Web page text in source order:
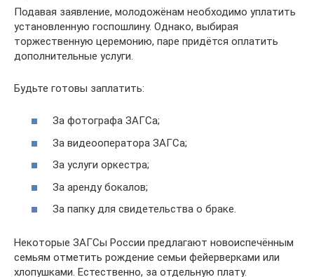
Подавая заявление, молодожёнам необходимо уплатить
установленную госпошлину. Однако, выбирая
торжественную церемонию, паре придётся оплатить
дополнительные услуги.
Будьте готовы заплатить:
За фотографа ЗАГСа;
За видеооператора ЗАГСа;
За услуги оркестра;
За аренду бокалов;
За папку для свидетельства о браке.
Некоторые ЗАГСы России предлагают новоиспечённым
семьям отметить рождение семьи фейерверками или
хлопушками. Естественно, за отдельную плату.